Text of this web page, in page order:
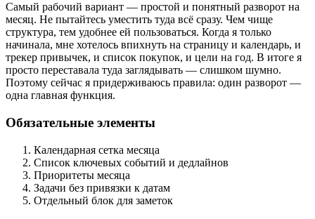
Самый рабочий вариант — простой и понятный разворот на
месяц. Не пытайтесь уместить туда всё сразу. Чем чище
структура, тем удобнее ей пользоваться. Когда я только
начинала, мне хотелось впихнуть на страницу и календарь, и
трекер привычек, и список покупок, и цели на год. В итоге я
просто переставала туда заглядывать — слишком шумно.
Поэтому сейчас я придерживаюсь правила: один разворот —
одна главная функция.
Обязательные элементы
Календарная сетка месяца
Список ключевых событий и дедлайнов
Приоритеты месяца
Задачи без привязки к датам
Отдельный блок для заметок